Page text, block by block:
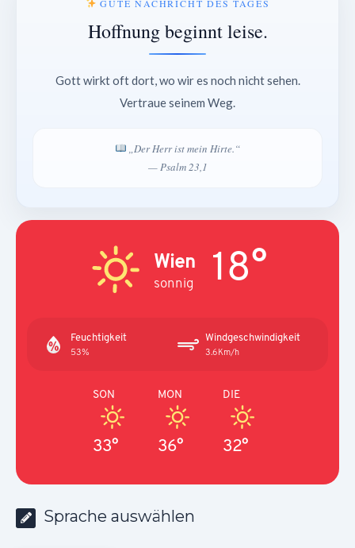
GUTE NACHRICHT DES TAGES
Hoffnung beginnt leise.
Gott wirkt oft dort, wo wir es noch nicht sehen.
Vertraue seinem Weg.
„Der Herr ist mein Hirte.“
— Psalm 23,1
Wien
sonnig 18°
Feuchtigkeit
53%
Windgeschwindigkeit
3.6Km/h
SON
33°
MON
36°
DIE
32°
Sprache auswählen